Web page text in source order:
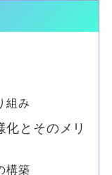
組み
化とそのメリ
構築